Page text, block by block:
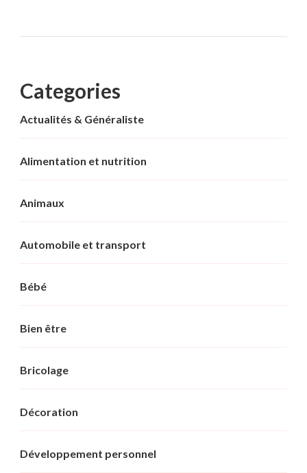
Categories
Actualités & Généraliste
Alimentation et nutrition
Animaux
Automobile et transport
Bébé
Bien être
Bricolage
Décoration
Développement personnel